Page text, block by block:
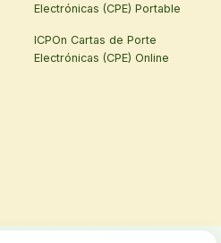
Electrónicas (CPE) Portable
ICPOn Cartas de Porte
Electrónicas (CPE) Online